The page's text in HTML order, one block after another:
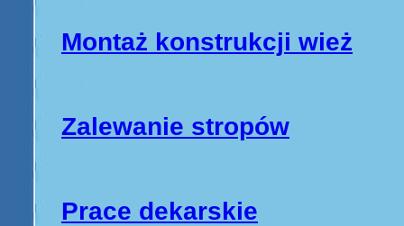
Montaż konstrukcji wież
Zalewanie stropów
Prace dekarskie